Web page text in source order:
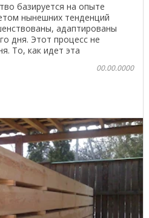
базируется на опыте
нынешних тенденций
адаптированы
дня. Этот процесс не
То, как идет эта
00.00.0000